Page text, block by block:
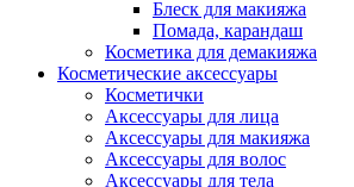
Блеск для макияжа
Помада, карандаш
Косметика для демакияжа
Косметические аксессуары
Косметички
Аксессуары для лица
Аксессуары для макияжа
Аксессуары для волос
Аксессуары для тела